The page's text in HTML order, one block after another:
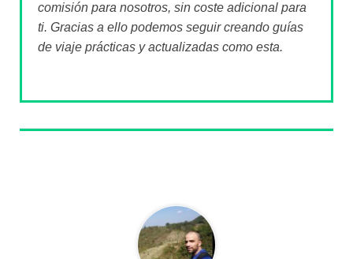
comisión para nosotros, sin coste adicional para
ti. Gracias a ello podemos seguir creando guías
de viaje prácticas y actualizadas como esta.